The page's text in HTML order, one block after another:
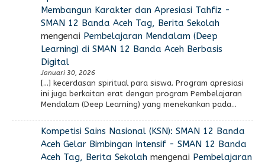
Membangun Karakter dan Apresiasi Tahfiz -
SMAN 12 Banda Aceh Tag, Berita Sekolah
mengenai Pembelajaran Mendalam (Deep
Learning) di SMAN 12 Banda Aceh Berbasis
Digital
Januari 30, 2026
[…] kecerdasan spiritual para siswa. Program apresiasi
ini juga berkaitan erat dengan program Pembelajaran
Mendalam (Deep Learning) yang menekankan pada…
Kompetisi Sains Nasional (KSN): SMAN 12 Banda
Aceh Gelar Bimbingan Intensif - SMAN 12 Banda
Aceh Tag, Berita Sekolahmengenai Pembelajaran